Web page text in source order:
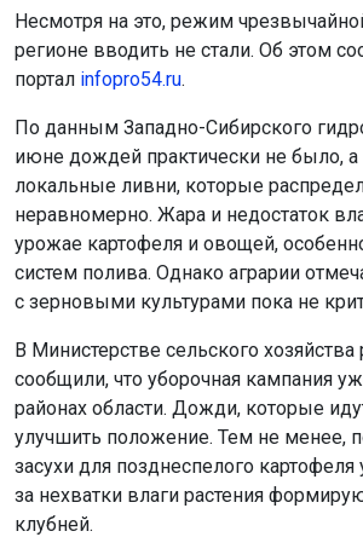
Несмотря на это, режим
регионе вводить не стали. Об этом
портал infopro54.ru.
По данным Западно-Сибирского
июне дождей практически не было,
локальные ливни, которые
неравномерно. Жара и недостаток
урожае картофеля и овощей,
систем полива. Однако аграрии
с зерновыми культурами пока не
В Министерстве сельского хозяйства
сообщили, что уборочная кампания
районах области. Дожди, которые
улучшить положение. Тем не менее,
засухи для позднеспелого
за нехватки влаги растения
клубней.